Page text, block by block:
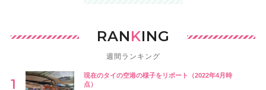
RANKING
週間ランキング
現在のタイの空港の様子をリポート（2022年4月時
点）